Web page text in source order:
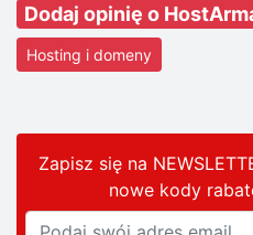
Dodaj opinię o
Hosting i domeny
Zapisz się na
nowe kody